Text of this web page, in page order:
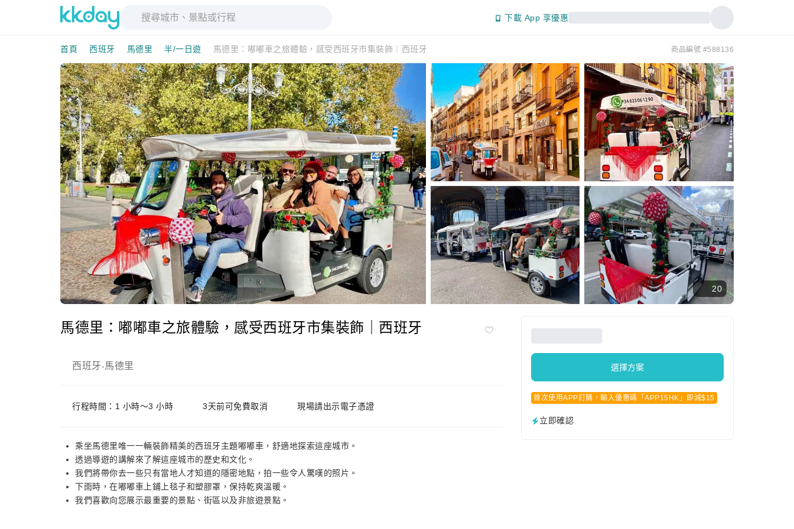
下載 App 享優惠
首頁 西班牙 馬德里 半/一日遊 馬德里：嘟嘟車之旅體驗，感受西班牙市集裝飾｜西班牙 商品編號 #588136
20
馬德里：嘟嘟車之旅體驗，感受西班牙市集裝飾｜西班牙
西班牙-馬德里
行程時間：1 小時～3 小時 3天前可免費取消 現場請出示電子憑證
乘坐馬德里唯一一輛裝飾精美的西班牙主題嘟嘟車，舒適地探索這座城市。
透過導遊的講解來了解這座城市的歷史和文化。
我們將帶你去一些只有當地人才知道的隱密地點，拍一些令人驚嘆的照片。
下雨時，在嘟嘟車上鋪上毯子和塑膠罩，保持乾爽溫暖。
我們喜歡向您展示最重要的景點、街區以及非旅遊景點。
選擇方案
首次使用APP訂購，輸入優惠碼「APP15HK」即減$15
立即確認